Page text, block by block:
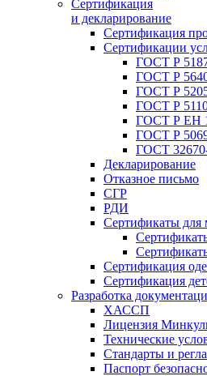
Сертификация
и декларирование
Сертификация
Сертификации
ГОСТ Р
ГОСТ Р
ГОСТ Р
ГОСТ Р
ГОСТ Р ЕН
ГОСТ Р
ГОСТ
Декларирование
Отказное письмо
СГР
РДИ
Сертификаты для
Сертификация
Сертификация
Разработка
ХАССП
Лицензия
Технические
Стандарты и
Паспорт